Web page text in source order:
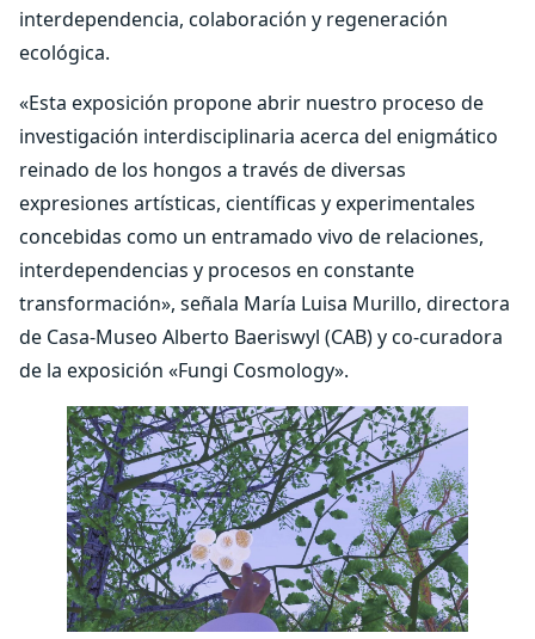
interdependencia, colaboración y regeneración
ecológica.
«Esta exposición propone abrir nuestro proceso de
investigación interdisciplinaria acerca del enigmático
reinado de los hongos a través de diversas
expresiones artísticas, científicas y experimentales
concebidas como un entramado vivo de relaciones,
interdependencias y procesos en constante
transformación», señala María Luisa Murillo, directora
de Casa-Museo Alberto Baeriswyl (CAB) y co-curadora
de la exposición «Fungi Cosmology».